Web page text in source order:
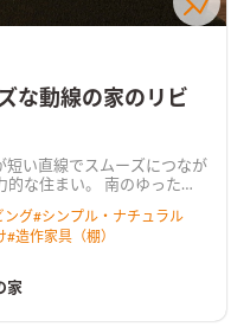
な動線の家のリビ
短い直線でスムーズにつなが
な住まい。 南のゆったり
ッキを介して庭へと暮らし
目板の天井、空間にぴった
たかな木の質感が室内に寛
ング#シンプル・ナチュラル
#造作家具（棚）
家